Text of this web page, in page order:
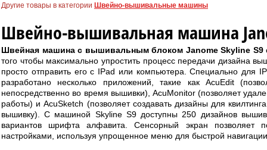
Другие товары в категории Швейно-вышивальные машины
Швейно-вышивальная машина
Швейная машина с вышивальным блоком Janome Skyline S9
того чтобы максимально упростить процесс передачи дизайна
просто отправить его с IPad или компьютера. Специально для
разработано несколько приложений, такие как AcuEdit
непосредственно во время вышивки), AcuMonitor (позволяет
работы) и AcuSketch (позволяет создавать дизайны для
вышивку). C машиной Skyline S9 доступны 250 дизайнов
вариантов шрифта алфавита. Cенсорный экран позволяет
настройками, используя упрощенное меню для быстрой